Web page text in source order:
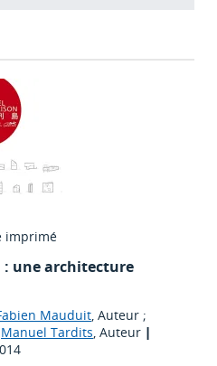
imprimé
: une architecture
Mauduit, Auteur ;
Manuel Tardits, Auteur |